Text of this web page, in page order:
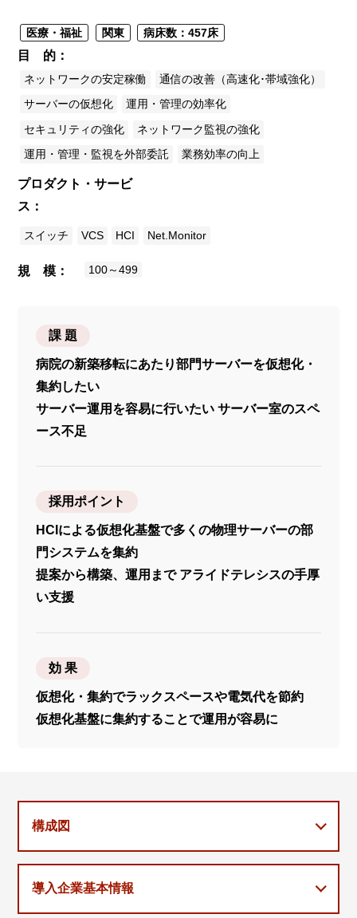
医療・福祉 関東 病床数：457床
目 的
ネットワークの安定稼働
通信の改善（高速化･帯域強化）
サーバーの仮想化
運用・管理の効率化
セキュリティの強化
ネットワーク監視の強化
運用・管理・監視を外部委託
業務効率の向上
プロダクト・サービ
ス
スイッチ VCS HCI Net.Monitor
規 模 100～499
課 題
病院の新築移転にあたり部門サーバーを仮想化・
集約したい
サーバー運用を容易に行いたい サーバー室のスペ
ース不足
採用ポイント
HCIによる仮想化基盤で多くの物理サーバーの部
門システムを集約
提案から構築、運用まで アライドテレシスの手厚
い支援
効 果
仮想化・集約でラックスペースや電気代を節約
仮想化基盤に集約することで運用が容易に
構成図
導入企業基本情報